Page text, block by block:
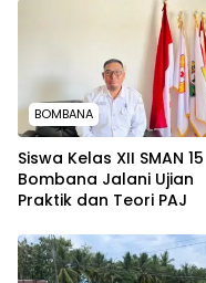
BOMBANA
Siswa Kelas XII SMAN 15
Bombana Jalani Ujian
Praktik dan Teori PAJ